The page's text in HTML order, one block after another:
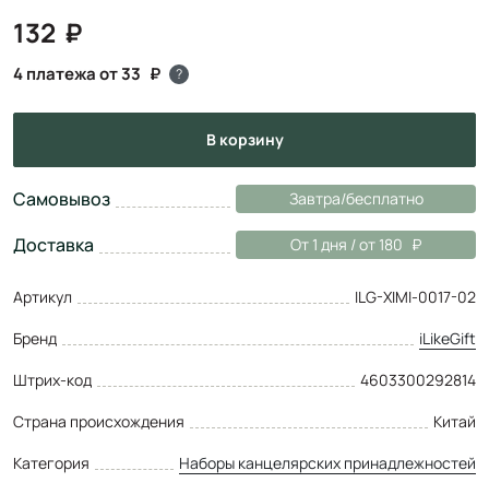
132
4 платежа от 33 ?
в корзину
Самовывоз Завтра/бесплатно
Доставка От 1 дня / от 180
Артикул
ILG-XIMI-0017-02
Бренд
iLikeGift
Штрих-код
4603300292814
Страна происхождения
Китай
Категория
Наборы канцелярских принадлежностей